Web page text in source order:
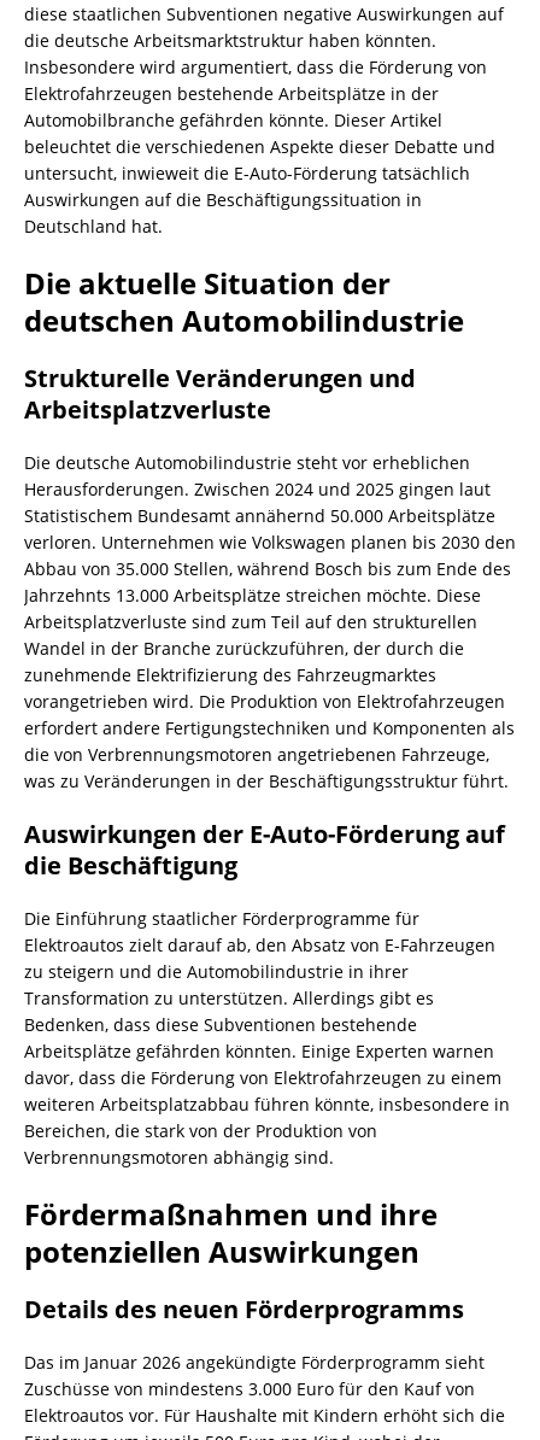
diese staatlichen Subventionen negative Auswirkungen auf
die deutsche Arbeitsmarktstruktur haben könnten.
Insbesondere wird argumentiert, dass die Förderung von
Elektrofahrzeugen bestehende Arbeitsplätze in der
Automobilbranche gefährden könnte. Dieser Artikel
beleuchtet die verschiedenen Aspekte dieser Debatte und
untersucht, inwieweit die E-Auto-Förderung tatsächlich
Auswirkungen auf die Beschäftigungssituation in
Deutschland hat.
Die aktuelle Situation der
deutschen Automobilindustrie
Strukturelle Veränderungen und
Arbeitsplatzverluste
Die deutsche Automobilindustrie steht vor erheblichen
Herausforderungen. Zwischen 2024 und 2025 gingen laut
Statistischem Bundesamt annähernd 50.000 Arbeitsplätze
verloren. Unternehmen wie Volkswagen planen bis 2030 den
Abbau von 35.000 Stellen, während Bosch bis zum Ende des
Jahrzehnts 13.000 Arbeitsplätze streichen möchte. Diese
Arbeitsplatzverluste sind zum Teil auf den strukturellen
Wandel in der Branche zurückzuführen, der durch die
zunehmende Elektrifizierung des Fahrzeugmarktes
vorangetrieben wird. Die Produktion von Elektrofahrzeugen
erfordert andere Fertigungstechniken und Komponenten als
die von Verbrennungsmotoren angetriebenen Fahrzeuge,
was zu Veränderungen in der Beschäftigungsstruktur führt.
Auswirkungen der E-Auto-Förderung auf
die Beschäftigung
Die Einführung staatlicher Förderprogramme für
Elektroautos zielt darauf ab, den Absatz von E-Fahrzeugen
zu steigern und die Automobilindustrie in ihrer
Transformation zu unterstützen. Allerdings gibt es
Bedenken, dass diese Subventionen bestehende
Arbeitsplätze gefährden könnten. Einige Experten warnen
davor, dass die Förderung von Elektrofahrzeugen zu einem
weiteren Arbeitsplatzabbau führen könnte, insbesondere in
Bereichen, die stark von der Produktion von
Verbrennungsmotoren abhängig sind.
Fördermaßnahmen und ihre
potenziellen Auswirkungen
Details des neuen Förderprogramms
Das im Januar 2026 angekündigte Förderprogramm sieht
Zuschüsse von mindestens 3.000 Euro für den Kauf von
Elektroautos vor. Für Haushalte mit Kindern erhöht sich die